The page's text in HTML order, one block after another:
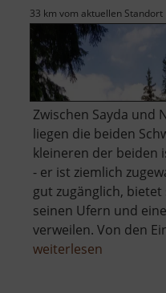
33 km vom aktuellen Standort
Zwischen Sayda und
liegen die beiden
kleineren der beiden
- er ist ziemlich
gut zugänglich,
seinen Ufern und
verweilen. Von den
weiterlesen